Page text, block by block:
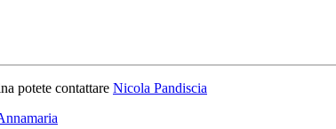
potete contattare Nicola Pandiscia